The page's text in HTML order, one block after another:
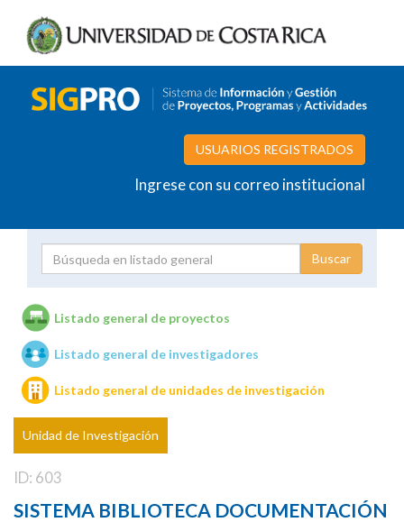
USUARIOS REGISTRADOS
Ingrese con su correo institucional
Unidades de investigación
Listado general de proyectos
Listado general de investigadores
Listado general de unidades de investigación
Unidad de Investigación
ID: 603
SISTEMA BIBLIOTECA DOCUMENTACIÓN